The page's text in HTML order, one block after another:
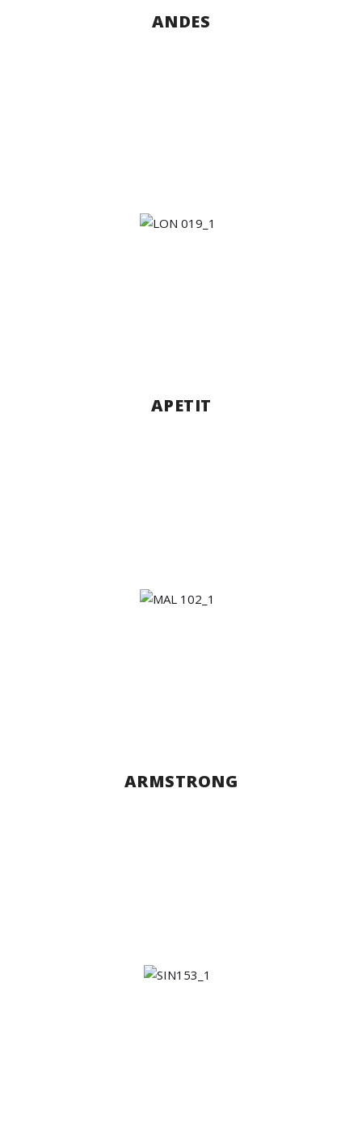
ANDES
APETIT
ARMSTRONG